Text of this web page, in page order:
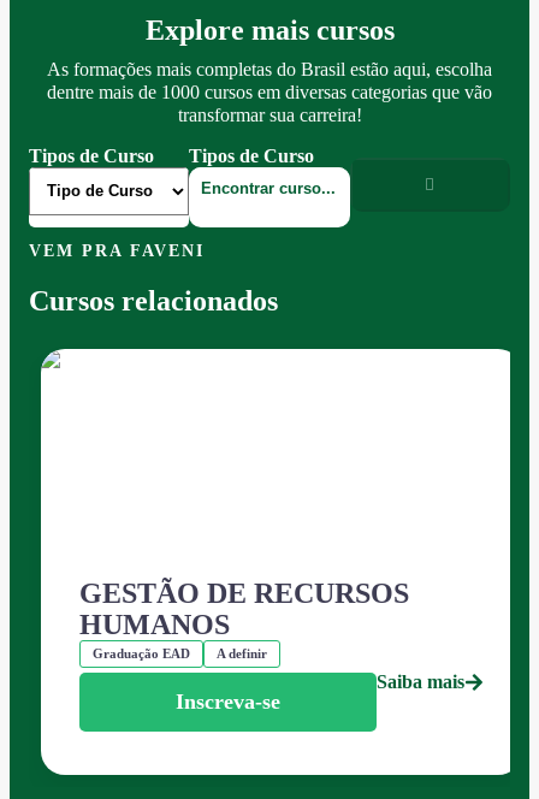
Explore mais cursos
As formações mais completas do Brasil estão aqui, escolha
dentre mais de 1000 cursos em diversas categorias que vão
transformar sua carreira!
Tipos de Curso
Tipos de Curso
VEM PRA FAVENI
Cursos relacionados
GESTÃO DE RECURSOS
HUMANOS
Graduação EAD A definir
Inscreva-se
Saiba mais